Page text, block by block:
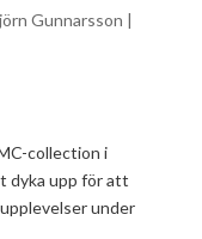
Gunnarsson |
collection i
dyka upp för att
under